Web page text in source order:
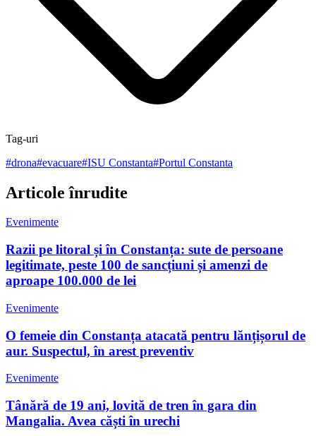
Tag-uri
#drona#evacuare#ISU Constanta#Portul Constanta
Articole înrudite
Evenimente
Razii pe litoral și în Constanța: sute de persoane
legitimate, peste 100 de sancțiuni și amenzi de
aproape 100.000 de lei
Evenimente
O femeie din Constanța atacată pentru lănțișorul de
aur. Suspectul, în arest preventiv
Evenimente
Tânără de 19 ani, lovită de tren în gara din
Mangalia. Avea căști în urechi